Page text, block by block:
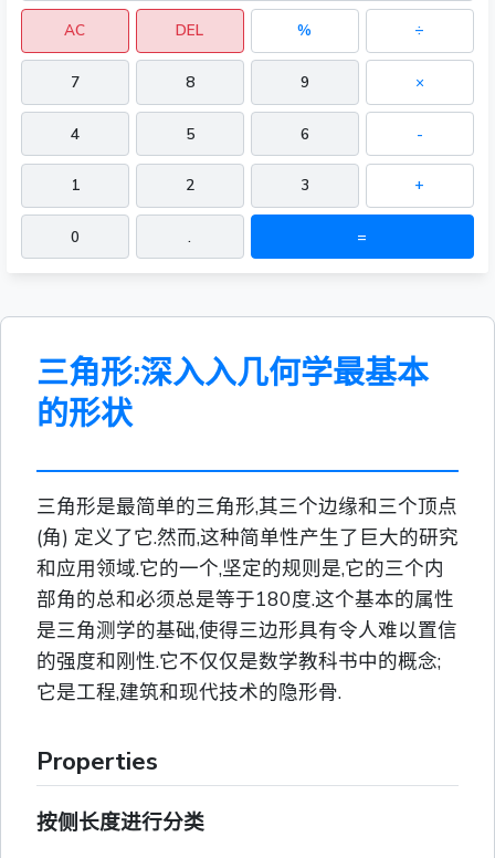
AC DEL % ÷
7 8 9 ×
4 5 6 -
1 2 3 +
0 . =
三角形:深入入几何学最基本
的形状
三角形是最简单的三角形,其三个边缘和三个顶点
(角) 定义了它.然而,这种简单性产生了巨大的研究
和应用领域.它的一个,坚定的规则是,它的三个内
部角的总和必须总是等于180度.这个基本的属性
是三角测学的基础,使得三边形具有令人难以置信
的强度和刚性.它不仅仅是数学教科书中的概念;
它是工程,建筑和现代技术的隐形骨.
Properties
按侧长度进行分类